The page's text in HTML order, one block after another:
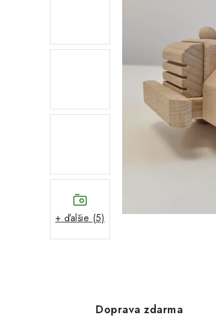
+ ďalšie (5)
Doprava zdarma